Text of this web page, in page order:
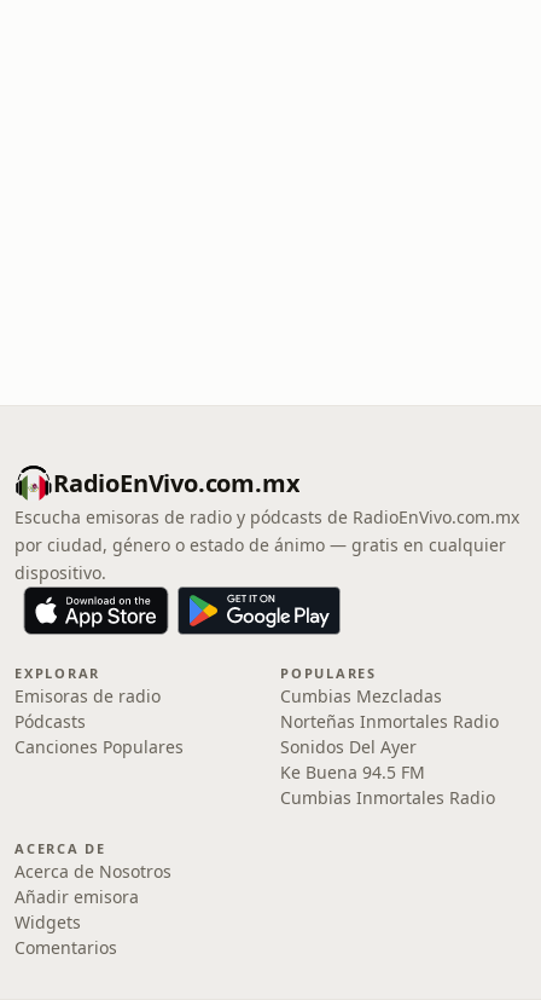
RadioEnVivo.com.mx
Escucha emisoras de radio y pódcasts de RadioEnVivo.com.mx
por ciudad, género o estado de ánimo — gratis en cualquier
dispositivo.
EXPLORAR
Emisoras de radio
Pódcasts
Canciones Populares
POPULARES
Cumbias Mezcladas
Norteñas Inmortales Radio
Sonidos Del Ayer
Ke Buena 94.5 FM
Cumbias Inmortales Radio
ACERCA DE
Acerca de Nosotros
Añadir emisora
Widgets
Comentarios